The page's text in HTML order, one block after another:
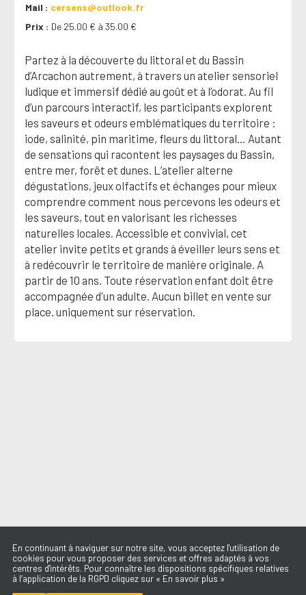
DRACULA (JENNIE
Mail
cersens@outlook.fr
Prix
De 25.00 € à 35.00 €
Partez à la découverte du littoral et du Bassin
d’Arcachon autrement, à travers un atelier sensoriel
ludique et immersif dédié au goût et à l’odorat. Au fil
d’un parcours interactif, les participants explorent
les saveurs et odeurs emblématiques du territoire :
iode, salinité, pin maritime, fleurs du littoral… Autant
de sensations qui racontent les paysages du Bassin,
entre mer, forêt et dunes. L’atelier alterne
dégustations, jeux olfactifs et échanges pour mieux
comprendre comment nous percevons les odeurs et
les saveurs, tout en valorisant les richesses
naturelles locales. Accessible et convivial, cet
atelier invite petits et grands à éveiller leurs sens et
à redécouvrir le territoire de manière originale. A
partir de 10 ans. Toute réservation enfant doit être
accompagnée d'un adulte. Aucun billet en vente sur
place. uniquement sur réservation.
En continuant à naviguer sur notre site, vous acceptez l'utilisation de
cookies pour vous proposer des services et offres adaptés à vos
centres d'intérêts. Pour connaître les dispositions spécifiques relatives
à l’application de la RGPD cliquez sur « En savoir plus »